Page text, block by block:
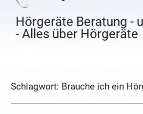
Hörgeräte Beratung -
- Alles über Hörgeräte
Schlagwort: Brauche ich ein